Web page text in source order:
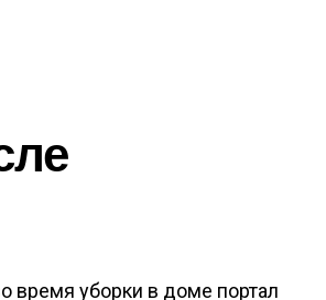
время уборки в доме портал